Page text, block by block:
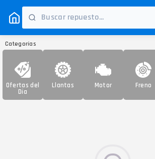
Categorías
Ofertas del
Día
Llantas Motor Freno